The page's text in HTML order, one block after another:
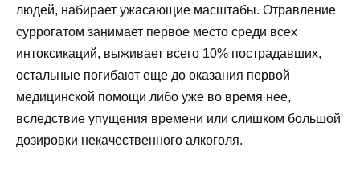
людей, набирает ужасающие масштабы. Отравление
суррогатом занимает первое место среди всех
интоксикаций, выживает всего 10% пострадавших,
остальные погибают еще до оказания первой
медицинской помощи либо уже во время нее,
вследствие упущения времени или слишком большой
дозировки некачественного алкоголя.